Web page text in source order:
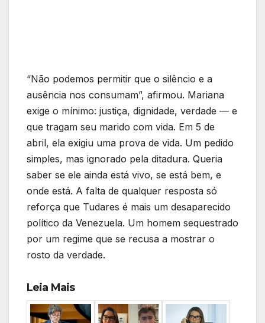
“Não podemos permitir que o silêncio e a
ausência nos consumam”, afirmou. Mariana
exige o mínimo: justiça, dignidade, verdade — e
que tragam seu marido com vida. Em 5 de
abril, ela exigiu uma prova de vida. Um pedido
simples, mas ignorado pela ditadura. Queria
saber se ele ainda está vivo, se está bem, e
onde está. A falta de qualquer resposta só
reforça que Tudares é mais um desaparecido
político da Venezuela. Um homem sequestrado
por um regime que se recusa a mostrar o
rosto da verdade.
Leia Mais